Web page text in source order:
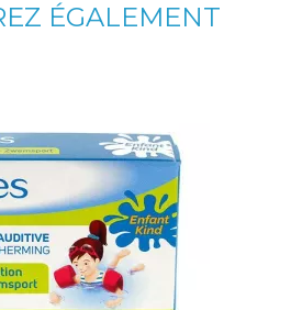
ÉGALEMENT